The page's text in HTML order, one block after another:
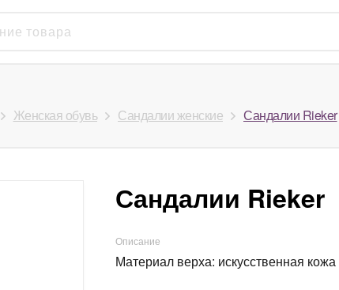
Женская обувь Сандалии женские Сандалии Rieker
Сандалии Rieker
Описание
Материал верха: искусственная кожа